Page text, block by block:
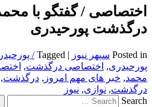
اختصاصی / گفتگو با
درگذشت پورحیدری
Posted in سپهر نیوز |
Tagged
/
پورحیدری, اختصاصی درگذشت,
محمد, خبر های مهم امروز , درگذشت,
درگذشت, نوازی, نیوز
Search